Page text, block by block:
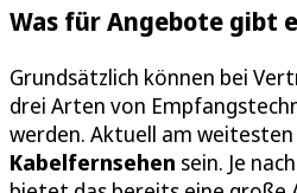
Was für Angebote gibt
Grundsätzlich können bei
drei Arten von
werden. Aktuell am
Kabelfernsehen sein. Je